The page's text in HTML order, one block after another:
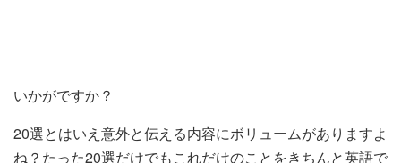
いかがですか？
20選とはいえ意外と伝える内容にボリュームがありますよ
ね？たった20選だけでもこれだけのことをきちんと英語で